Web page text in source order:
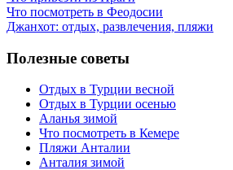
Что посмотреть в Феодосии
Джанхот: отдых, развлечения, пляжи
Полезные советы
Отдых в Турции весной
Отдых в Турции осенью
Аланья зимой
Что посмотреть в Кемере
Пляжи Анталии
Анталия зимой